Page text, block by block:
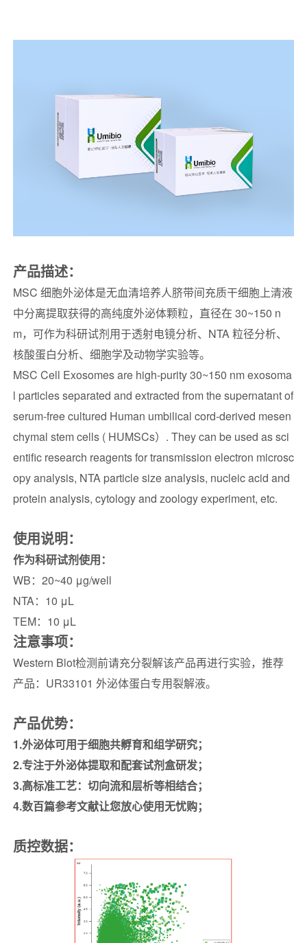
产品描述：
MSC 细胞外泌体是无血清培养人脐带间充质干细胞上清液
中分离提取获得的高纯度外泌体颗粒，直径在 30~150 n
m，可作为科研试剂用于透射电镜分析、NTA 粒径分析、
核酸蛋白分析、细胞学及动物学实验等。
MSC Cell Exosomes are high-purity 30~150 nm exosoma
l particles separated and extracted from the supernatant of
serum-free cultured Human umbilical cord-derived mesen
chymal stem cells ( HUMSCs）. They can be used as sci
entific research reagents for transmission electron microsc
opy analysis, NTA particle size analysis, nucleic acid and
protein analysis, cytology and zoology experiment, etc.
使用说明：
作为科研试剂使用：
WB：20~40 μg/well
NTA：10 μL
TEM：10 μL
注意事项：
Western Blot检测前请充分裂解该产品再进行实验，推荐
产品：UR33101 外泌体蛋白专用裂解液。
产品优势：
1.外泌体可用于细胞共孵育和组学研究；
2.专注于外泌体提取和配套试剂盒研发；
3.高标准工艺：切向流和层析等相结合；
4.数百篇参考文献让您放心使用无忧购；
质控数据：